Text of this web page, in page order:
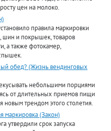
цен на молоко.
правила маркировки
шин и покрышек, товаров
а также фотокамер,
обед? (Жизнь вендинговых
небольшими порциями
от длительных приемов пищи
новым трендом этого столетия.
маркировка (Закон)
утвердили срок запуска